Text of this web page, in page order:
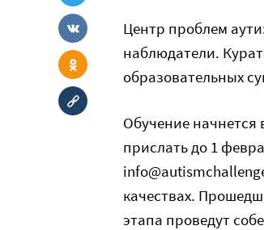
Центр проблем
наблюдатели.
образовательных
Обучение начнется
прислать до 1
качествах.
этапа проведут